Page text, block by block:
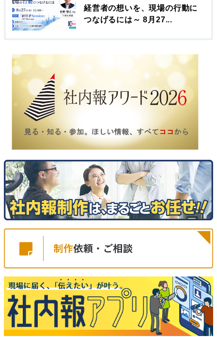
経営者の想いを、現場の行動に
つなげるには～ 8月27...